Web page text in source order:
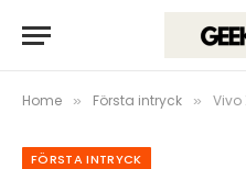
Home » Första intryck » Vivo
FÖRSTA INTRYCK